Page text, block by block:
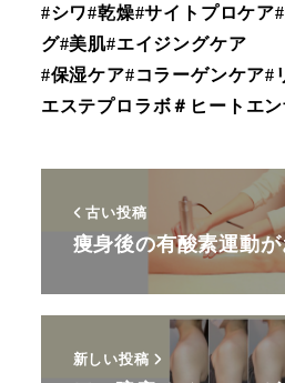
#シワ#乾燥#サイトプロケア
グ#美肌#エイジングケア
#保湿ケア#コラーゲンケア#
エステプロラボ＃ヒートエ
古い投稿
痩身後の有酸素運動が
新しい投稿